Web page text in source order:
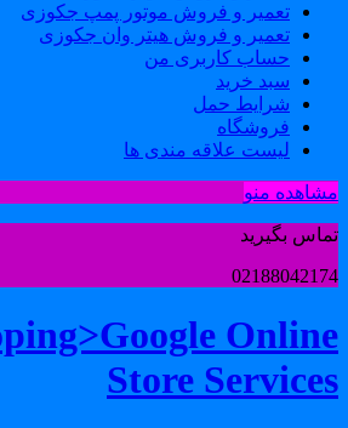
تعمیر و فروش موتور پمپ جکوزی
تعمیر و فروش هیتر وان جکوزی
حساب کاربری من
سبد خرید
شرایط حمل
فروشگاه
لیست علاقه مندی ها
منو
بگیرید
Store